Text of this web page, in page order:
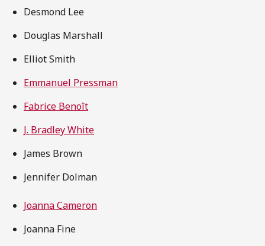
Desmond Lee
Douglas Marshall
Elliot Smith
Emmanuel Pressman
Fabrice Benoît
J. Bradley White
James Brown
Jennifer Dolman
Joanna Cameron
Joanna Fine